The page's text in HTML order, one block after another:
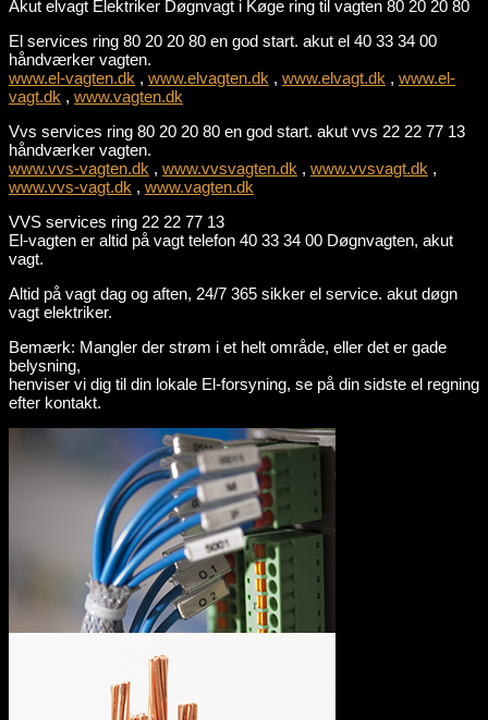
Akut elvagt Elektriker Døgnvagt i Køge ring til vagten 80 20 20 80
El services ring 80 20 20 80 en god start. akut el 40 33 34 00
håndværker vagten.
www.el-vagten.dk , www.elvagten.dk , www.elvagt.dk , www.el-
vagt.dk , www.vagten.dk
Vvs services ring 80 20 20 80 en god start. akut vvs 22 22 77 13
håndværker vagten.
www.vvs-vagten.dk , www.vvsvagten.dk , www.vvsvagt.dk ,
www.vvs-vagt.dk , www.vagten.dk
VVS services ring 22 22 77 13
El-vagten er altid på vagt telefon 40 33 34 00 Døgnvagten, akut
vagt.
Altid på vagt dag og aften, 24/7 365 sikker el service. akut døgn
vagt elektriker.
Bemærk: Mangler der strøm i et helt område, eller det er gade
belysning,
henviser vi dig til din lokale El-forsyning, se på din sidste el regning
efter kontakt.